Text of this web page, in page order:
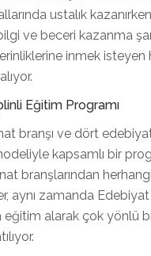
ustalık
ve beceri kazanma
inmek isteyen
Eğitim Programı
branşı ve dört
kapsamlı bir
branşlarından
aynı zamanda Edebiyat
eğitim alarak çok yönlü